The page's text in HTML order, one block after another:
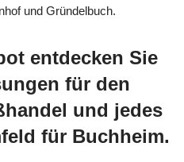
und Gründelbuch.
entdecken Sie
für den
und jedes
für Buchheim.